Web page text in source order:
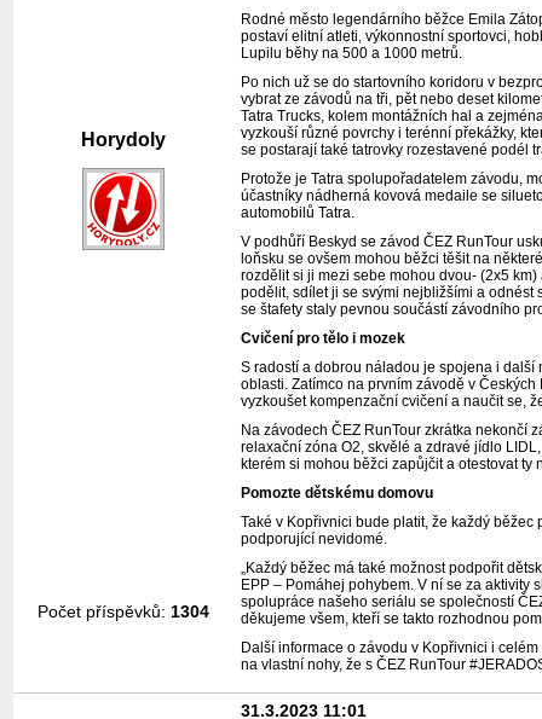
Horydoly
Rodné město legendárního běžce Emila
postaví elitní atleti, výkonnostní sportovci,
Lupilu běhy na 500 a 1000 metrů.
Po nich už se do startovního koridoru v
vybrat ze závodů na tři, pět nebo deset
Tatra Trucks, kolem montážních hal a
vyzkouší různé povrchy i terénní překážky,
se postarají také tatrovky rozestavené podél
Protože je Tatra spolupořadatelem závodu,
účastníky nádherná kovová medaile se
automobilů Tatra.
V podhůří Beskyd se závod ČEZ RunTour
loňsku se ovšem mohou běžci těšit na
rozdělit si ji mezi sebe mohou dvou- (2x5
podělit, sdílet ji se svými nejbližšími a odnést
se štafety staly pevnou součástí závodního
Cvičení pro tělo i mozek
S radostí a dobrou náladou je spojena i další
oblasti. Zatímco na prvním závodě v
vyzkoušet kompenzační cvičení a naučit se,
Na závodech ČEZ RunTour zkrátka nekončí
relaxační zóna O2, skvělé a zdravé jídlo
kterém si mohou běžci zapůjčit a otestovat ty
Pomozte dětskému domovu
Také v Kopřivnici bude platit, že každý
podporující nevidomé.
„Každý běžec má také možnost podpořit
EPP – Pomáhej pohybem. V ní se za aktivity
spolupráce našeho seriálu se společností
děkujeme všem, kteří se takto rozhodnou
Další informace o závodu v Kopřivnici i
na vlastní nohy, že s ČEZ RunTour
Počet příspěvků: 1304
31.3.2023 11:01